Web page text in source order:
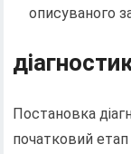
описуваного
Постановка
початковий